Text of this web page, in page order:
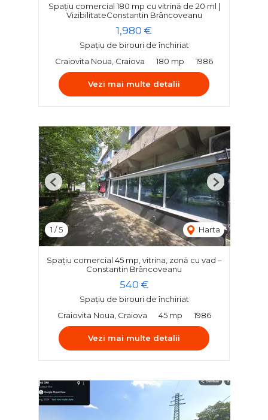
Spațiu comercial 180 mp cu vitrină de 20 ml |
VizibilitateConstantin Brâncoveanu
1,980 €
Spațiu de birouri de închiriat
Craiovita Noua, Craiova
180 mp 1986
Vezi mai multe detalii
1 /5 Harta
Previous Next
Spațiu comercial 45 mp, vitrina, zonă cu vad –
Constantin Brâncoveanu
540 €
Spațiu de birouri de închiriat
Craiovita Noua, Craiova
45 mp 1986
Vezi mai multe detalii